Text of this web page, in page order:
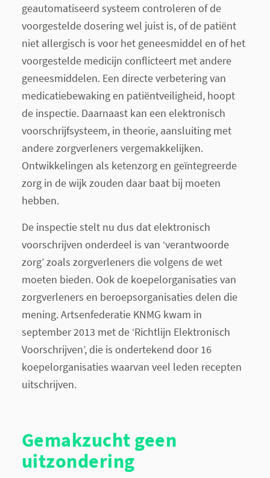
geautomatiseerd systeem controleren of de
voorgestelde dosering wel juist is, of de patiënt
niet allergisch is voor het geneesmiddel en of het
voorgestelde medicijn conflicteert met andere
geneesmiddelen. Een directe verbetering van
medicatiebewaking en patiëntveiligheid, hoopt
de inspectie. Daarnaast kan een elektronisch
voorschrijfsysteem, in theorie, aansluiting met
andere zorgverleners vergemakkelijken.
Ontwikkelingen als ketenzorg en geïntegreerde
zorg in de wijk zouden daar baat bij moeten
hebben.
De inspectie stelt nu dus dat elektronisch
voorschrijven onderdeel is van ‘verantwoorde
zorg’ zoals zorgverleners die volgens de wet
moeten bieden. Ook de koepelorganisaties van
zorgverleners en beroepsorganisaties delen die
mening. Artsenfederatie KNMG kwam in
september 2013 met de ‘Richtlijn Elektronisch
Voorschrijven’, die is ondertekend door 16
koepelorganisaties waarvan veel leden recepten
uitschrijven.
Gemakzucht geen
uitzondering